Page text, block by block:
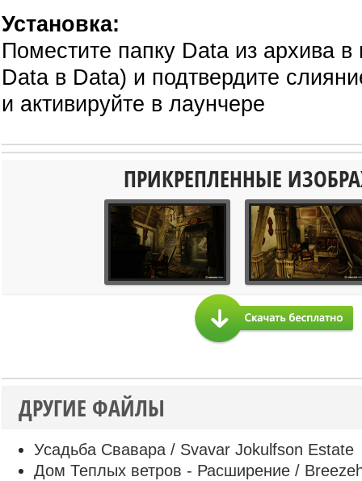
Установка:
Поместите папку Data из архива в
Data в Data) и подтвердите
и активируйте в лаунчере
ПРИКРЕПЛЕННЫЕ
ДРУГИЕ ФАЙЛЫ
Усадьба Свавара / Svavar Jokulfson Estate
Дом Теплых ветров - Расширение /